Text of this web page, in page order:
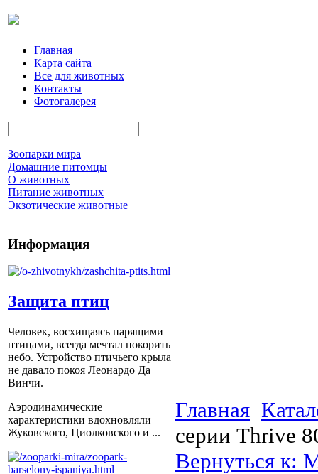
Главная
Карта сайта
Все для животных
Контакты
Фотогалерея
Зоопарки мира
Домашние питомцы
О животных
Питание животных
Экзотические животные
Информация
Защита птиц
Человек, восхищаясь парящими
птицами, всегда мечтал покорить
небо. Устройство птичьего крыла
не давало покоя Леонардо Да
Винчи.
Аэродинамические
характеристики вдохновляли
Жуковского, Циолковского и ...
Главная
серии Thrive
Вернуться к: